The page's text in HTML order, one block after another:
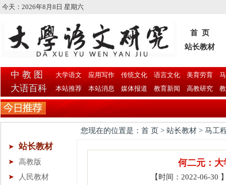
今天： 2026年8月8日 星期六
首 页
站长教材
中 教 图
大语百科
大学语文 应用写作 传统文化 语言文化 美育劳育
本站推荐
本站消息 媒体报道 教育新闻 高教研究
您现在的位置是：首 页 > 站长教材 > 马工
站长教材
高教版
人民教材
何二元：
【时间：2022-06-30